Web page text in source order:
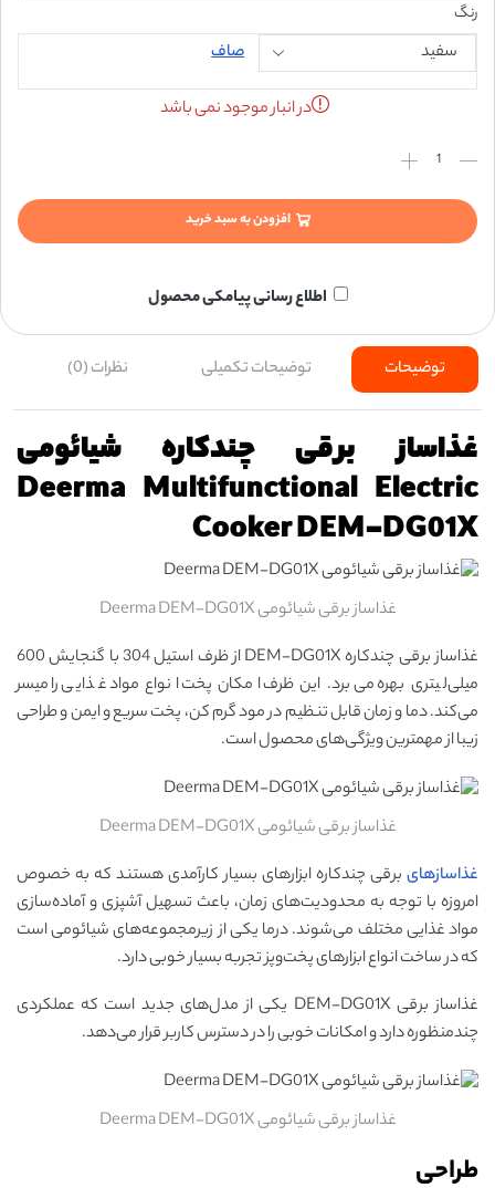
رنگ
صاف
در انبار موجود نمی باشد
افزودن به سبد خرید
اطلاع رسانی پیامکی محصول
توضیحات توضیحات تکمیلی نظرات (0)
غذاساز برقی چندکاره شیائومی
Deerma Multifunctional Electric
Cooker DEM-DG01X
غذاساز برقی شیائومی Deerma DEM-DG01X
غذاساز برقی چندکاره DEM-DG01X از ظرف استیل 304 با گنجایش 600
میلی‌لیتری بهره می‌برد. این ظرف امکان پخت انواع مواد غذایی را میسر
می‌کند. دما و زمان قابل تنظیم در مود گرم کن، پخت سریع و ایمن و طراحی
زیبا از مهمترین ویژگی‌های محصول است.
غذاساز برقی شیائومی Deerma DEM-DG01X
غذاسازهای برقی چندکاره ابزارهای بسیار کارآمدی هستند که به خصوص
امروزه با توجه به محدودیت‌های زمان، باعث تسهیل آشپزی و آماده‌سازی
مواد غذایی مختلف می‌شوند. درما یکی از زیرمجموعه‌های شیائومی است
که در ساخت انواع ابزارهای پخت‌وپز تجربه بسیار خوبی دارد.
غذاساز برقی DEM-DG01X یکی از مدل‌های جدید است که عملکردی
چندمنظوره دارد و امکانات خوبی را در دسترس کاربر قرار می‌دهد.
غذاساز برقی شیائومی Deerma DEM-DG01X
طراحی